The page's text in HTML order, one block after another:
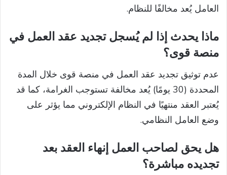
العامل يُعد مخالفًا للنظام.
ماذا يحدث إذا لم يُسجل تجديد عقد العمل في
منصة قوى؟
عدم توثيق تجديد عقد العمل في منصة قوى خلال المدة
المحددة (30 يومًا) يُعد مخالفة تستوجب الغرامة، كما قد
يُعتبر العقد منتهيًا في النظام الإلكتروني مما يؤثر على
وضع العامل النظامي.
هل يحق لصاحب العمل إنهاء العقد بعد
تجديده مباشرة؟